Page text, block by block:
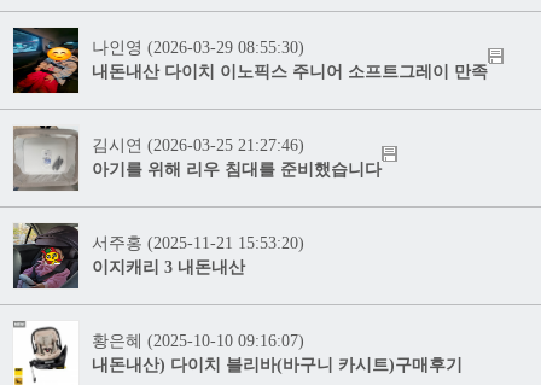
나인영 (2026-03-29 08:55:30)
내돈내산 다이치 이노픽스 주니어 소프트그레이 만족
김시연 (2026-03-25 21:27:46)
아기를 위해 리우 침대를 준비했습니다
서주홍 (2025-11-21 15:53:20)
이지캐리 3 내돈내산
황은혜 (2025-10-10 09:16:07)
내돈내산) 다이치 블리바(바구니 카시트)구매후기